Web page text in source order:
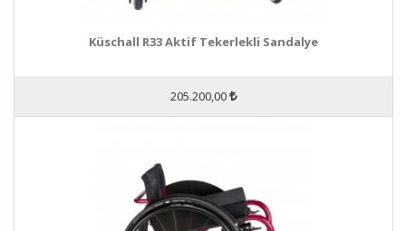
Küschall R33 Aktif Tekerlekli Sandalye
205.200,00